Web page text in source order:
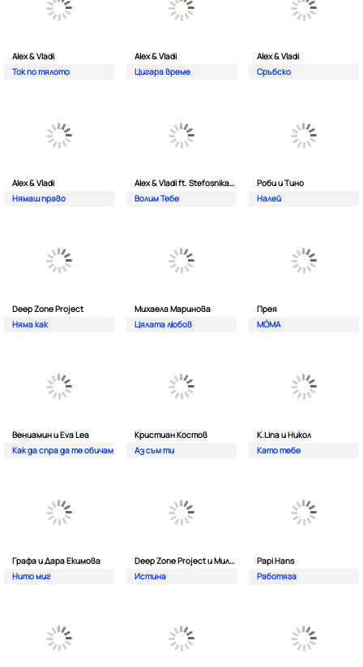
Alex & Vladi
Ток по тялото
Alex & Vladi
Цигара време
Alex & Vladi
Сръбско
Alex & Vladi
Нямаш право
Alex & Vladi ft. Stefosnikat Ot Nos
Волим Тебе
Роби и Тино
Налей
Deep Zone Project
Няма как
Михаела Маринова
Цялата любов
Прея
MÓMA
Вениамин и Eva Lea
Как да спра да те обичам
Кристиан Костов
Аз съм ти
K.Lina и Никол
Като тебе
Графа и Дара Екимова
Нито миг
Deep Zone Project и Милена
Истина
Papi Hans
Работяга